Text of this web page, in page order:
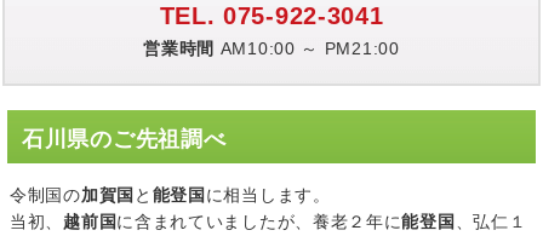
TEL. 075-922-3041
営業時間 AM10:00 ～ PM21:00
石川県のご先祖調べ
令制国の加賀国 と 能登国 に相当します。
当初、 越前国に含まれていましたが、養老２年に能登国
、弘仁１